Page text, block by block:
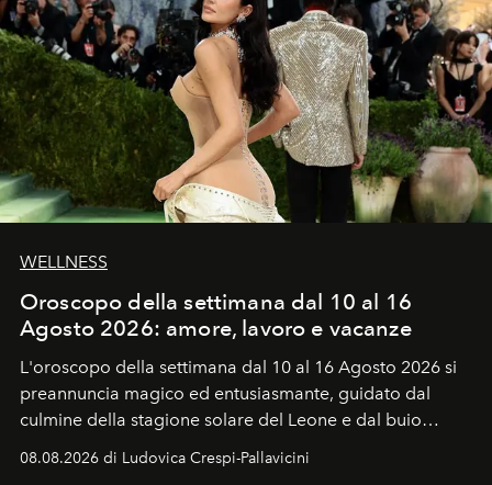
WELLNESS
Oroscopo della settimana dal 10 al 16
Agosto 2026: amore, lavoro e vacanze
L'oroscopo della settimana dal 10 al 16 Agosto 2026 si
preannuncia magico ed entusiasmante, guidato dal
culmine della stagione solare del Leone e dal buio
favorevole della Luna nuova in Leone del 12 agosto,
ideale per la notte delle Perseidi.
08.08.2026 di Ludovica Crespi-Pallavicini